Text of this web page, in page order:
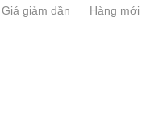
Giá giảm dần Hàng mới